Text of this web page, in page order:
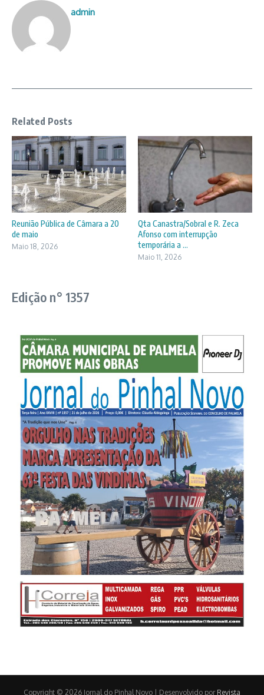
admin
Related Posts
Reunião Pública de Câmara a 20
de maio
Maio 18, 2026
Qta Canastra/Sobral e R. Zeca
Afonso com interrupção
temporária a ...
Maio 11, 2026
Edição n° 1357
Copyright © 2026 Jornal do Pinhal Novo | Desenvolvido por Revista